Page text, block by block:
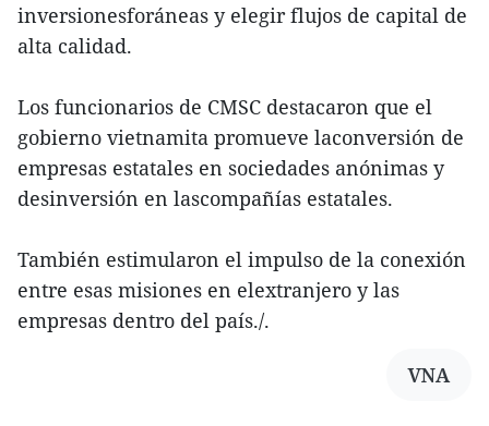
inversionesforáneas y elegir flujos de capital de
alta calidad.
Los funcionarios de CMSC destacaron que el
gobierno vietnamita promueve laconversión de
empresas estatales en sociedades anónimas y
desinversión en lascompañías estatales.
También estimularon el impulso de la conexión
entre esas misiones en elextranjero y las
empresas dentro del país./.
VNA